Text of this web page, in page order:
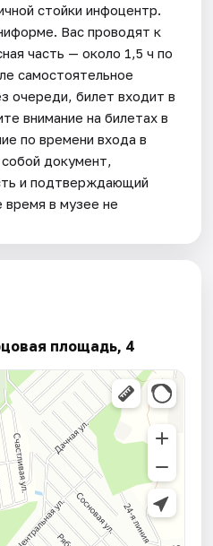
стойки инфоцентр.
Вас проводят к
часть — около 1,5 ч по
самостоятельное
очереди, билет входит в
внимание на билетах в
по времени входа в
документ,
и подтверждающий
в музее не
площадь, 4